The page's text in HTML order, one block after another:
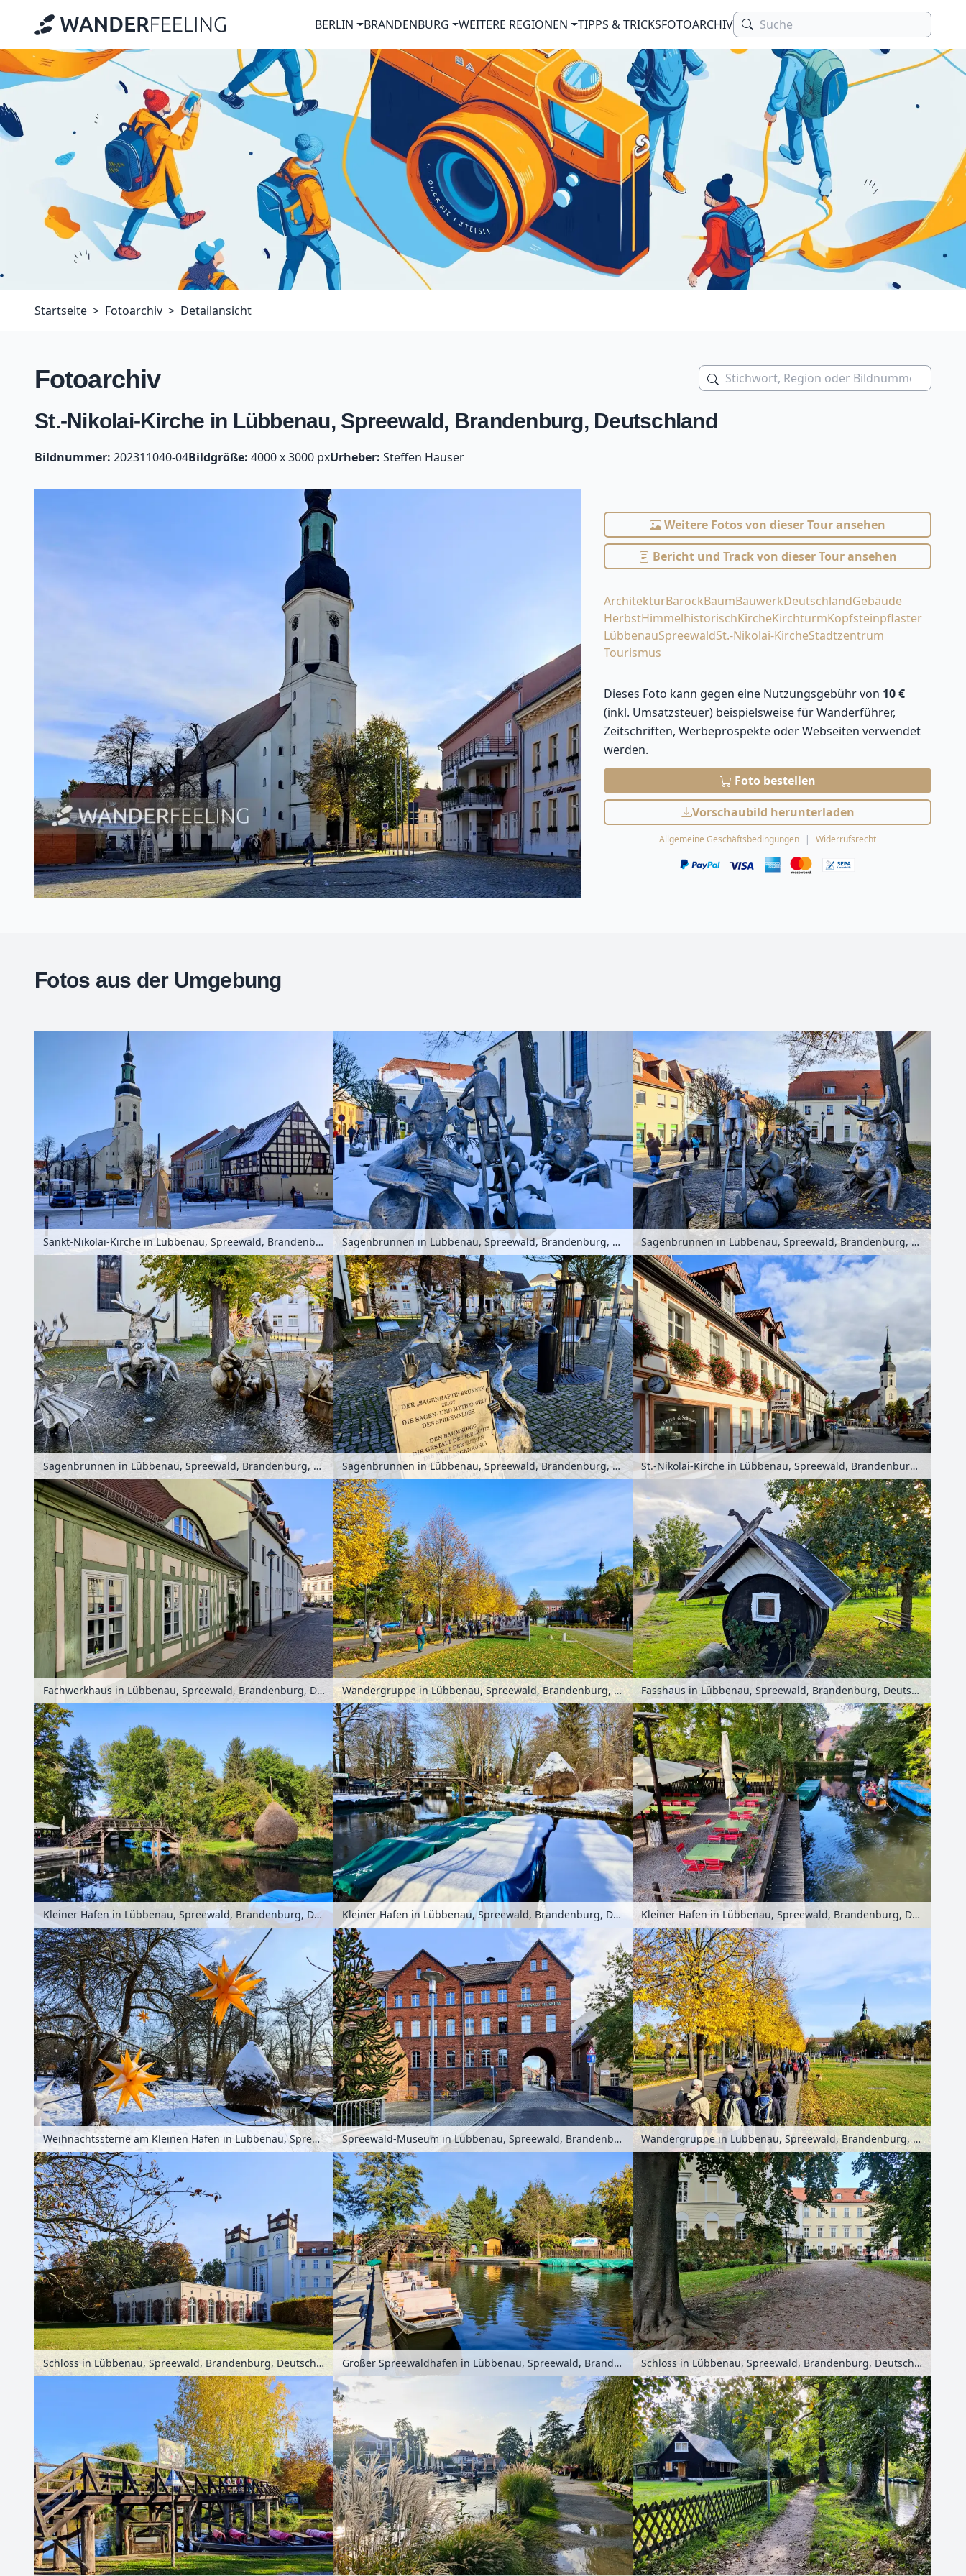
BERLIN BRANDENBURG WEITERE REGIONEN TIPPS & TRICKSFOTOARCHIV
Startseite Fotoarchiv Detailansicht
Fotoarchiv
St.-Nikolai-Kirche in Lübbenau, Spreewald, Brandenburg, Deutschland
Bildnummer: 202311040-04Bildgröße: 4000 x 3000 pxUrheber: Steffen Hauser
Weitere Fotos von dieser Tour ansehen
Bericht und Track von dieser Tour ansehen
ArchitekturBarockBaumBauwerkDeutschlandGebäude
HerbstHimmelhistorischKircheKirchturmKopfsteinpflaster
LübbenauSpreewaldSt.-Nikolai-KircheStadtzentrum
Tourismus
Dieses Foto kann gegen eine Nutzungsgebühr von 10 €
(inkl. Umsatzsteuer) beispielsweise für Wanderführer,
Zeitschriften, Werbeprospekte oder Webseiten verwendet
werden.
Foto bestellen
Vorschaubild herunterladen
Allgemeine Geschäftsbedingungen Widerrufsrecht
Fotos aus der Umgebung
+
Sankt-Nikolai-Kirche in Lübbenau, Spreewald, Brandenburg, Deutschland Sagenbrunnen in Lübbenau, Spreewald, Brandenburg, Deutschland Sagenbrunnen in Lübbenau, Spreewald, Brandenburg, Deutschland
Sagenbrunnen in Lübbenau, Spreewald, Brandenburg, Deutschland Sagenbrunnen in Lübbenau, Spreewald, Brandenburg, Deutschland St.-Nikolai-Kirche in Lübbenau, Spreewald, Brandenburg, Deutschland
Fachwerkhaus in Lübbenau, Spreewald, Brandenburg, Deutschland Wandergruppe in Lübbenau, Spreewald, Brandenburg, Deutschland Fasshaus in Lübbenau, Spreewald, Brandenburg, Deutschland
Kleiner Hafen in Lübbenau, Spreewald, Brandenburg, Deutschland Kleiner Hafen in Lübbenau, Spreewald, Brandenburg, Deutschland Kleiner Hafen in Lübbenau, Spreewald, Brandenburg, Deutschland
Weihnachtssterne am Kleinen Hafen in Lübbenau, Spreewald, Brandenburg, Deutschland Spreewald-Museum in Lübbenau, Spreewald, Brandenburg, Deutschland Wandergruppe in Lübbenau, Spreewald, Brandenburg, Deutschland
Schloss in Lübbenau, Spreewald, Brandenburg, Deutschland Großer Spreewaldhafen in Lübbenau, Spreewald, Brandenburg, Deutschland Schloss in Lübbenau, Spreewald, Brandenburg, Deutschland